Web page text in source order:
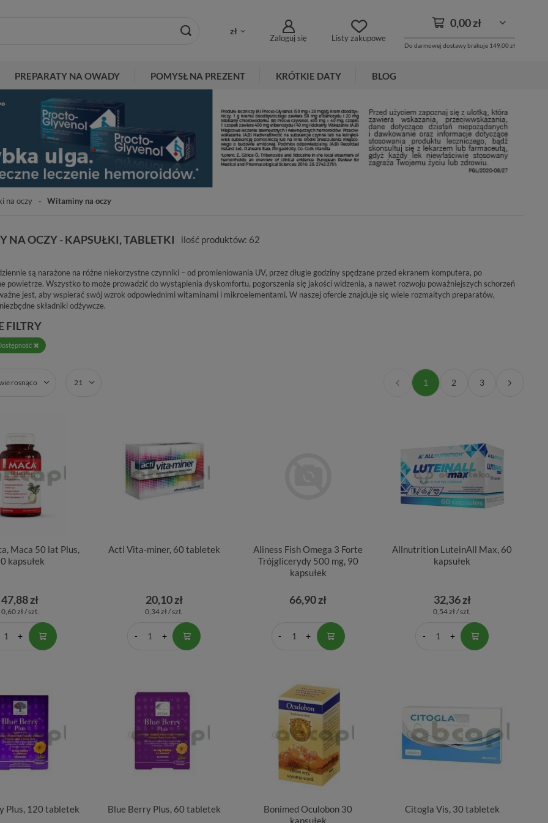
zł
Zaloguj się Listy zakupowe
0,00 zł
Do darmowej dostawy brakuje 149,00 zł
PREPARATY NA OWADY POMYSŁ NA PREZENT KRÓTKIE DATY BLOG
na oczy Witaminy na oczy
NA OCZY - KAPSUŁKI, TABLETKI ilość produktów: 62
są narażone na różne niekorzystne czynniki – od promieniowania UV, przez długie godziny spędzane przed ekranem komputera, po
powietrze. Wszystko to może prowadzić do wystąpienia dyskomfortu, pogorszenia się jakości widzenia, a nawet rozwoju poważniejszych schorzeń
jest, aby wspierać swój wzrok odpowiednimi witaminami i mikroelementami. W naszej ofercie znajduje się wiele rozmaitych preparatów,
składniki odżywcze.
FILTRY
rosnąco 21 1 2 3
Maca 50 lat Plus,
kapsułek
47,88 zł
0,60 zł / szt.
Acti Vita-miner, 60 tabletek
20,10 zł
0,34 zł / szt.
Aliness Fish Omega 3 Forte
Trójglicerydy 500 mg, 90
kapsułek
66,90 zł
Allnutrition LuteinAll Max, 60
kapsułek
32,36 zł
0,54 zł / szt.
Plus, 120 tabletek Blue Berry Plus, 60 tabletek
Bonimed Oculobon 30
kapsułek
Citogla Vis, 30 tabletek